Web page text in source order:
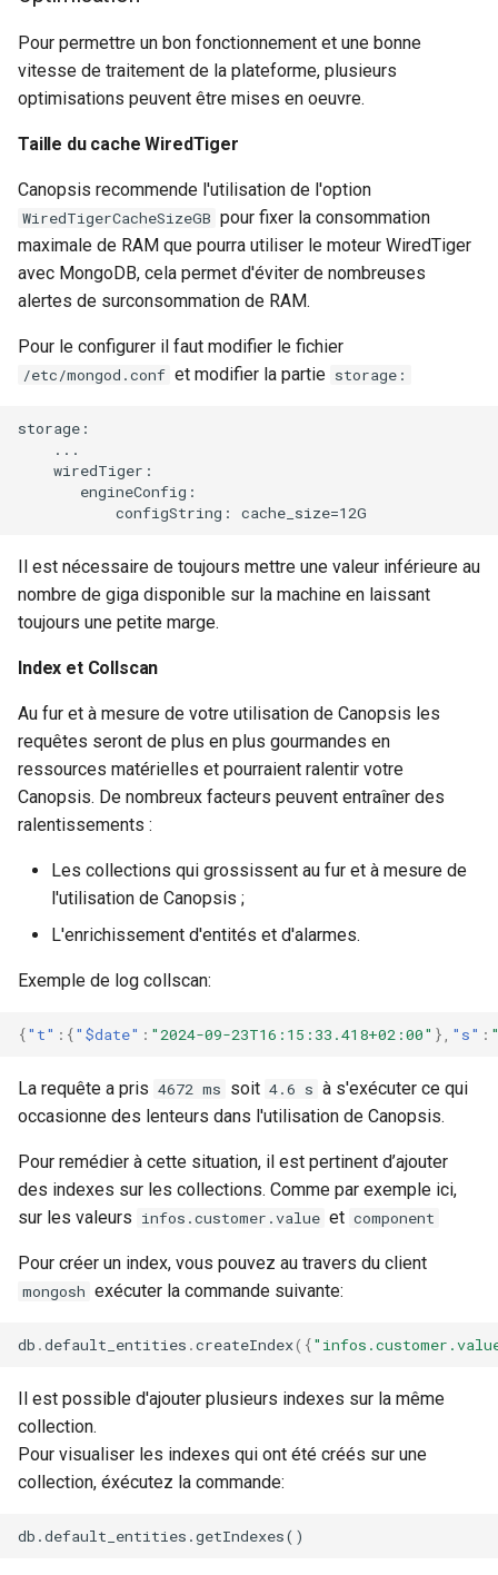
Pour permettre un bon fonctionnement et une bonne
vitesse de traitement de la plateforme, plusieurs
optimisations peuvent être mises en oeuvre.
Taille du cache WiredTiger
Canopsis recommende l'utilisation de l'option
WiredTigerCacheSizeGB pour fixer la consommation
maximale de RAM que pourra utiliser le moteur WiredTiger
avec MongoDB, cela permet d'éviter de nombreuses
alertes de surconsommation de RAM.
Pour le configurer il faut modifier le fichier
/etc/mongod.conf et modifier la partie storage:
storage:
    ...
    wiredTiger:
       engineConfig:
Il est nécessaire de toujours mettre une valeur inférieure au
nombre de giga disponible sur la machine en laissant
toujours une petite marge.
Index et Collscan
Au fur et à mesure de votre utilisation de Canopsis les
requêtes seront de plus en plus gourmandes en
ressources matérielles et pourraient ralentir votre
Canopsis. De nombreux facteurs peuvent entraîner des
ralentissements :
Les collections qui grossissent au fur et à mesure de
l'utilisation de Canopsis ;
L'enrichissement d'entités et d'alarmes.
Exemple de log collscan:
{"t" :{"$date" : "2024-09-23T16:15:33.418+02:00" }, "s" :
La requête a pris 4672 ms soit 4.6 s à s'exécuter ce qui
occasionne des lenteurs dans l'utilisation de Canopsis.
Pour remédier à cette situation, il est pertinent d’ajouter
des indexes sur les collections. Comme par exemple ici,
sur les valeurs infos.customer.value et component
Pour créer un index, vous pouvez au travers du client
mongosh exécuter la commande suivante:
db .default_entities .createIndex({
Il est possible d'ajouter plusieurs indexes sur la même
collection.
Pour visualiser les indexes qui ont été créés sur une
collection, éxécutez la commande: